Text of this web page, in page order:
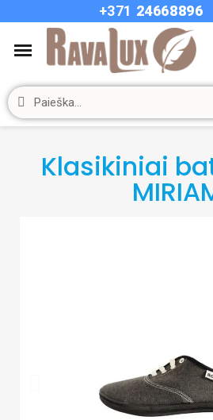
+371 24668896
Klasikiniai